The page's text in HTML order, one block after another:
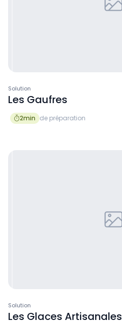
Solution
Les Gaufres
2min de préparation
Solution
Les Glaces Artisanales